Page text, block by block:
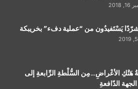
هَتْكِ الأعْراضِ…مِن السُّلْطةِ الرِّابعةِ إلى
الدّافعةِ